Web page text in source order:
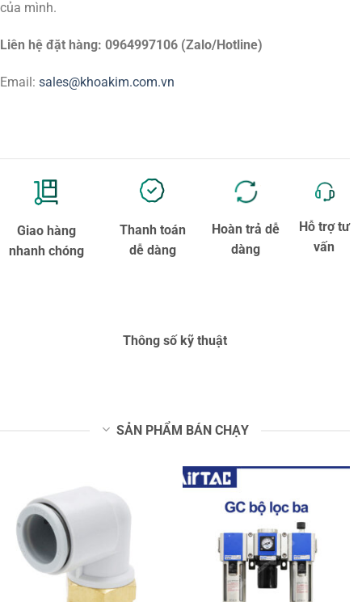
của mình.
Liên hệ đặt hàng: 0964997106 (Zalo/Hotline)
Email: sales@khoakim.com.vn
Giao hàng
nhanh chóng
Thanh toán
dễ dàng
Hoàn trả dễ
dàng
Hỗ trợ tư
vấn
Thông số kỹ thuật
SẢN PHẨM BÁN CHẠY